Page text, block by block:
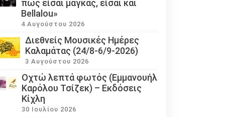
πως είσαι μάγκας, είσαι και
Bellalou»
4 Αυγούστου 2026
Διεθνείς Μουσικές Ημέρες
Καλαμάτας (24/8-6/9-2026)
3 Αυγούστου 2026
Οχτώ λεπτά φωτός (Εμμανουήλ
Καρόλου Τσίζεκ) – Εκδόσεις
Κίχλη
30 Ιουλίου 2026